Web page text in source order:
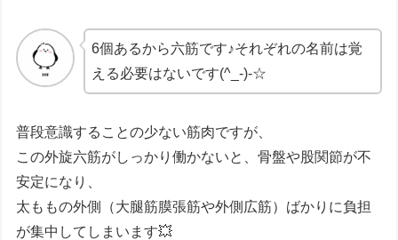
6個あるから六筋です♪それぞれの名前は覚
える必要はないです(^_-)-☆
普段意識することの少ない筋肉ですが、
この外旋六筋がしっかり働かないと、骨盤や股関節が不
安定になり、
太ももの外側（大腿筋膜張筋や外側広筋）ばかりに負担
が集中してしまいます💥